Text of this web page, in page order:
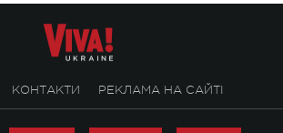
КОНТАКТИ РЕКЛАМА НА САЙТІ